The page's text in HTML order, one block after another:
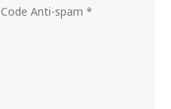
Code Anti-spam *